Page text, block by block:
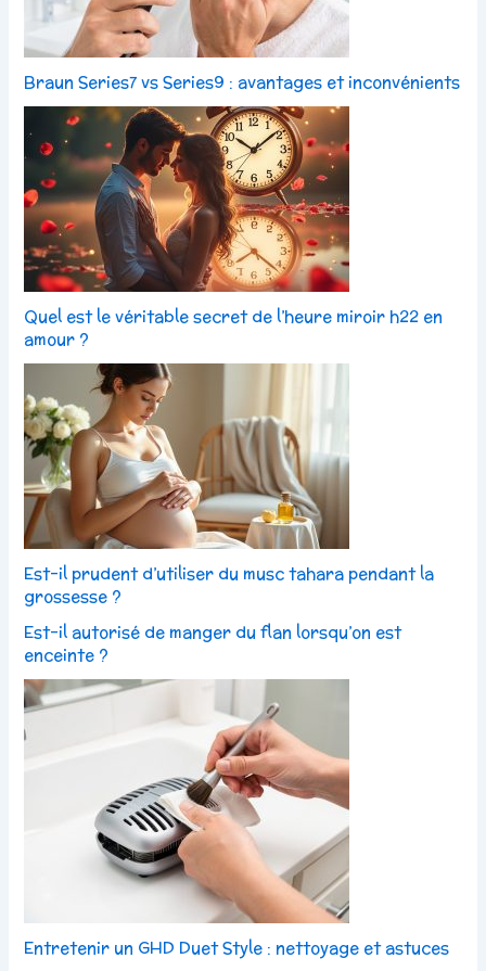
Braun Series7 vs Series9 : avantages et inconvénients
Quel est le véritable secret de l’heure miroir h22 en
amour ?
Est-il prudent d’utiliser du musc tahara pendant la
grossesse ?
Est-il autorisé de manger du flan lorsqu’on est
enceinte ?
Entretenir un GHD Duet Style : nettoyage et astuces